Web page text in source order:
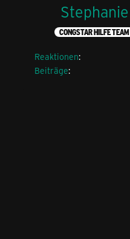
Stephanie
CONGSTAR HILFE TEAM
Reaktionen
Beiträge